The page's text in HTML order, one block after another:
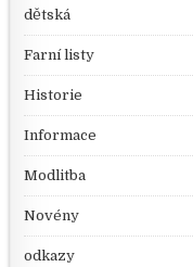
dětská
Farní listy
Historie
Informace
Modlitba
Novény
odkazy